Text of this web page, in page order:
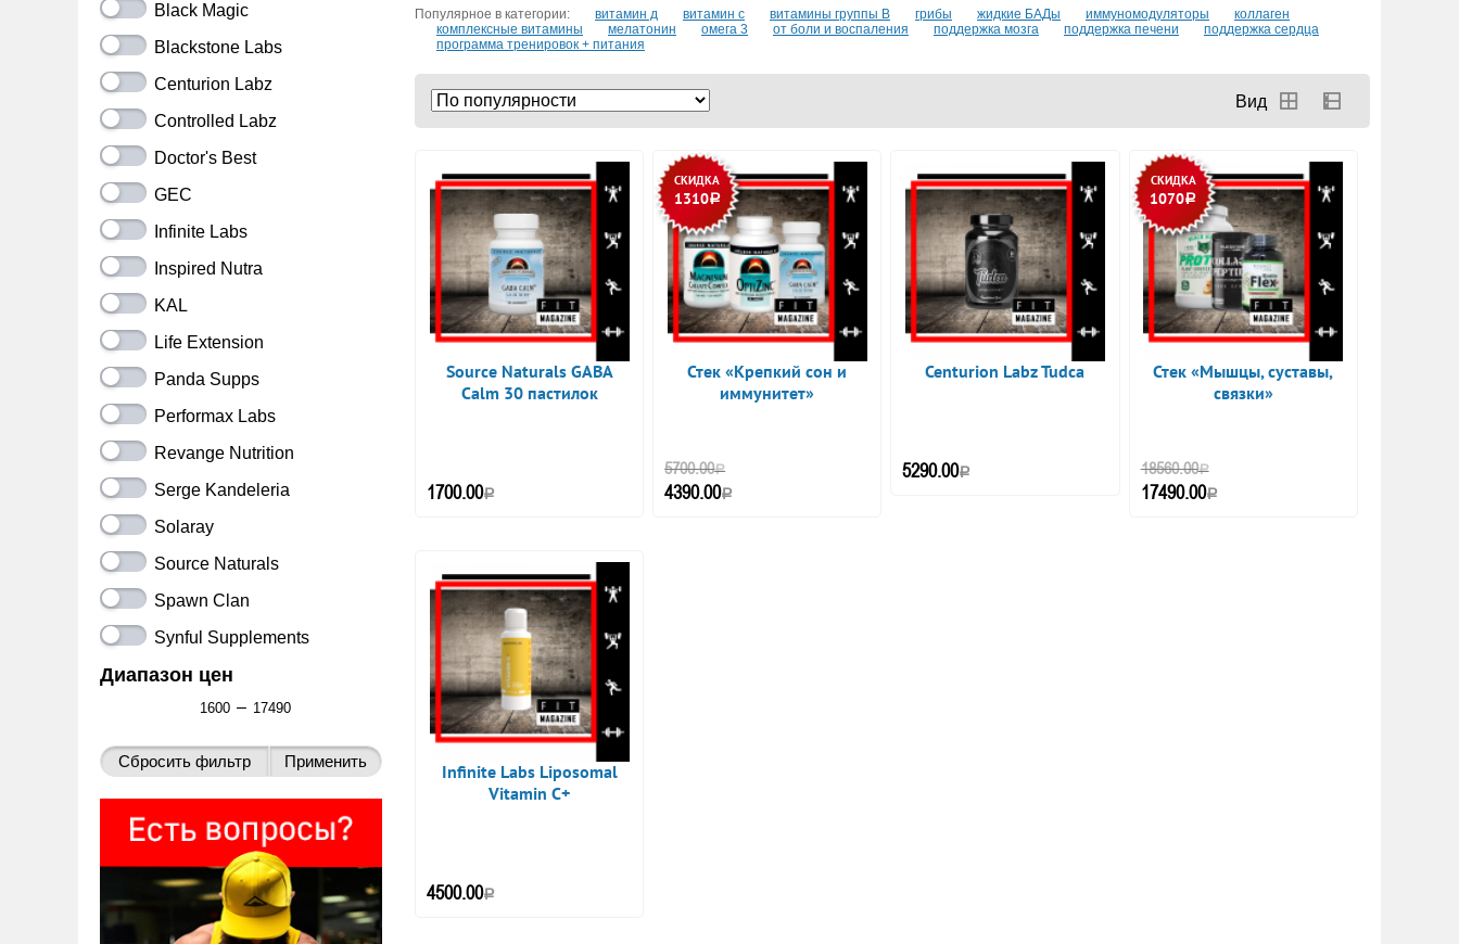
Black Magic
Blackstone Labs
Centurion Labz
Controlled Labz
Doctor's Best
GEC
Infinite Labs
Inspired Nutra
KAL
Life Extension
Panda Supps
Performax Labs
Revange Nutrition
Serge Kandeleria
Solaray
Source Naturals
Spawn Clan
Synful Supplements
Диапазон цен
–
Популярное в категории: витамин д витамин с витамины группы B грибы жидкие БАДы иммуномодуляторы
коллаген
комплексные витамины
мелатонин омега 3 от боли и воспаления поддержка мозга поддержка печени
поддержка сердца
программа тренировок + питания
Source Naturals GABA
Calm 30 пастилок
1700.00Р
СКИДКА
1310Р
Стек «Крепкий сон и
иммунитет»
5700.00Р
4390.00Р
Centurion Labz Tudca
5290.00Р
СКИДКА
1070Р
Стек «Мышцы, суставы,
связки»
18560.00Р
17490.00Р
Infinite Labs Liposomal
Vitamin C+
4500.00Р